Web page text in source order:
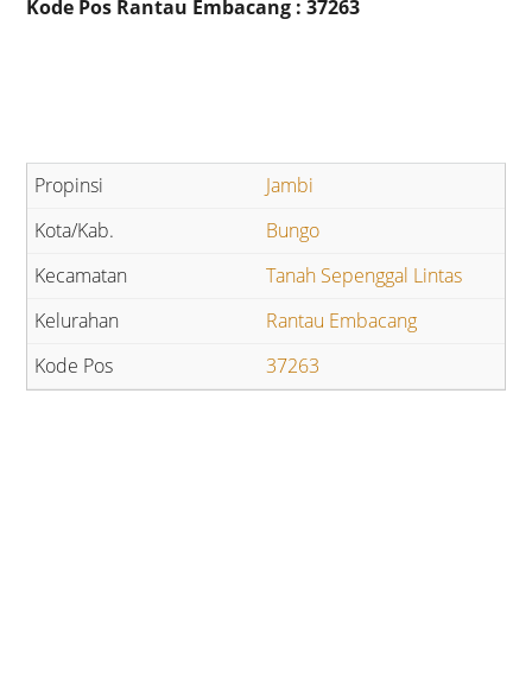
Kode Pos Rantau Embacang : 37263
Jambi
Bungo
Tanah Sepenggal Lintas
Rantau Embacang
37263